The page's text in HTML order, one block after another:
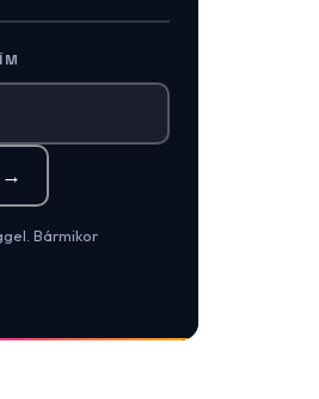
→
Bármikor